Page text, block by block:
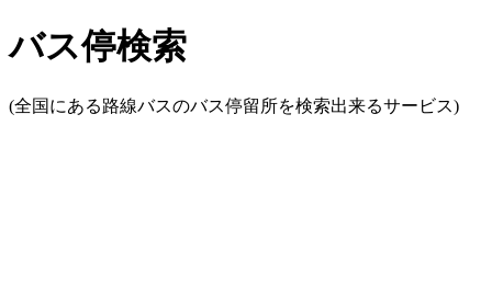
バス停検索
(全国にある路線バスのバス停留所を検索出来るサービス)